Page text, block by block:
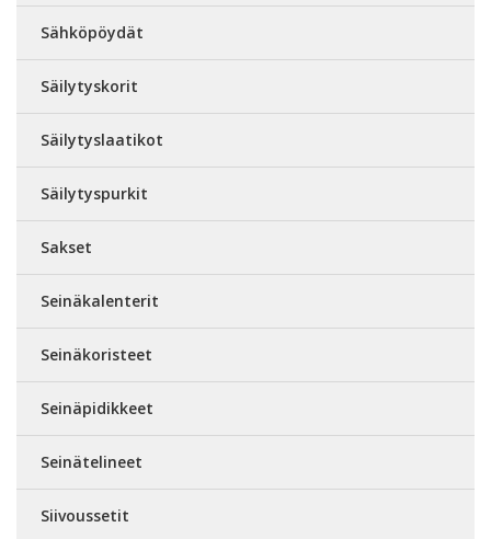
Sähköpöydät
Säilytyskorit
Säilytyslaatikot
Säilytyspurkit
Sakset
Seinäkalenterit
Seinäkoristeet
Seinäpidikkeet
Seinätelineet
Siivoussetit